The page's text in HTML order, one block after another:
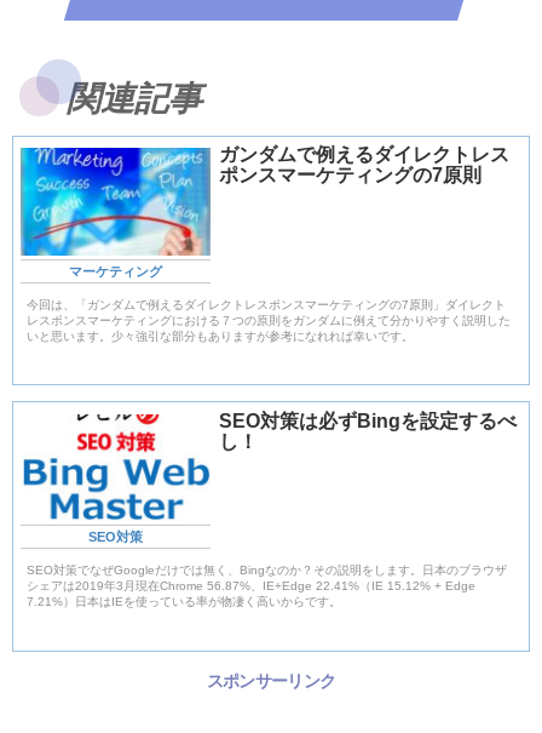
関連記事
マーケティング
ガンダムで例えるダイレクトレス
ポンスマーケティングの7原則
今回は、「ガンダムで例えるダイレクトレスポンスマーケティングの7原則」ダイレクト
レスポンスマーケティングにおける７つの原則をガンダムに例えて分かりやすく説明した
いと思います。少々強引な部分もありますが参考になれれば幸いです。
SEO対策
SEO対策は必ずBingを設定するべ
し！
SEO対策でなぜGoogleだけでは無く、Bingなのか？その説明をします。日本のブラウザ
シェアは2019年3月現在Chrome 56.87%、IE+Edge 22.41%（IE 15.12% + Edge
7.21%）日本はIEを使っている率が物凄く高いからです。
スポンサーリンク